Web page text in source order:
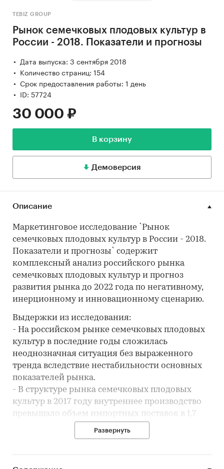
TEBIZ GROUP
Рынок семечковых плодовых культур в
России - 2018. Показатели и прогнозы
Дата выпуска: 3 сентября 2018
Количество страниц: 154
Срок предоставления работы: 1 день
ID: 57724
30 000 ₽
В корзину
Демоверсия
Описание
Маркетинговое исследование `Рынок
семечковых плодовых культур в России - 2018.
Показатели и прогнозы` содержит
комплексный анализ российского рынка
семечковых плодовых культур и прогноз
развития рынка до 2022 года по негативному,
инерционному и инновационному сценарию.
Выдержки из исследования:
- На российском рынке семечковых плодовых
культур в последние годы сложилась
неоднозначная ситуация без выраженного
тренда вследствие нестабильности основных
показателей рынка.
- В структуре рынка семечковых плодовых
культур в 2017 году внутреннее производство
превышало объем импортных поставок в 1,7
отрицательное и составляло -959,5 тыс.т.
Развернуть